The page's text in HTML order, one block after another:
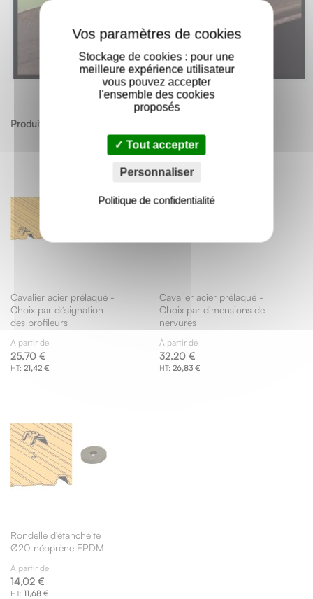
Produits apparentés
Cavalier acier prélaqué -
Choix par désignation
des profileurs
À partir de
25,70 €
21,42 €
Cavalier acier prélaqué -
Choix par dimensions de
nervures
À partir de
32,20 €
26,83 €
Rondelle d'étanchéité
Ø20 néoprène EPDM
À partir de
14,02 €
11,68 €
Stockage de cookies : pour une
meilleure expérience utilisateur
vous pouvez accepter
l'ensemble des cookies
proposés
Tout accepter
Personnaliser
Politique de confidentialité